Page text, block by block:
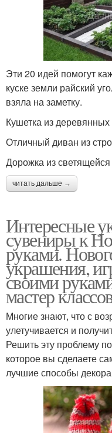
Эти 20 идей помогут
куске земли райский
взяла на заметку.
Кушетка из деревянных
Отличный диван из
Дорожка из светящейся
читать дальше →
Интересные
сувениры к
руками.
украшения,
своими
мастер
Многие знают, что с
улетучивается и
Решить эту проблему
которое вы сделаете
лучшие способы